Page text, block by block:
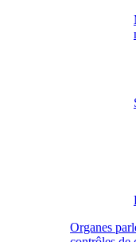
Organes